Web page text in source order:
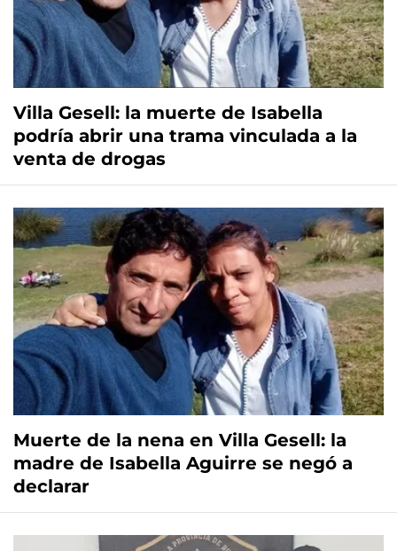
Villa Gesell: la muerte de Isabella
podría abrir una trama vinculada a la
venta de drogas
Muerte de la nena en Villa Gesell: la
madre de Isabella Aguirre se negó a
declarar